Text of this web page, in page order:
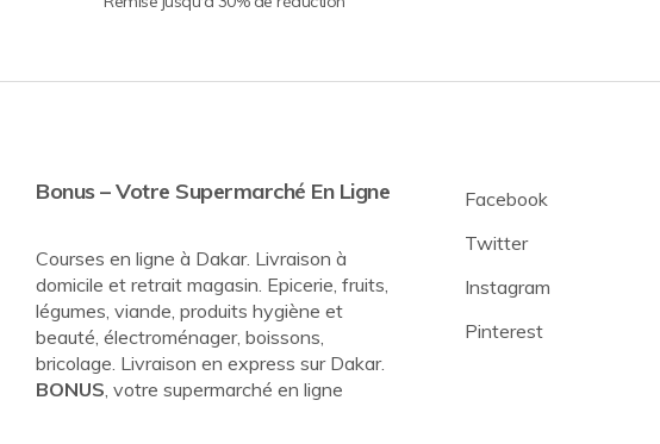
Bonus – Votre Supermarché En Ligne
Courses en ligne à Dakar. Livraison à
domicile et retrait magasin. Epicerie, fruits,
légumes, viande, produits hygiène et
beauté, électroménager, boissons,
bricolage. Livraison en express sur Dakar.
BONUS, votre supermarché en ligne
Facebook
Twitter
Instagram
Pinterest